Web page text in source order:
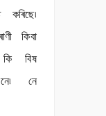
কৰিছে৷
কিবা
বিষ
নে